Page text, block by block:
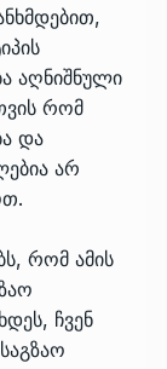
აღნიშნული
რომ
და
არ
რომ ამის
ჩვენ